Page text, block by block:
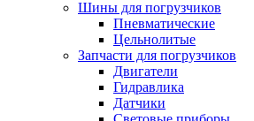
Шины для погрузчиков
Пневматические
Цельнолитые
Запчасти для погрузчиков
Двигатели
Гидравлика
Датчики